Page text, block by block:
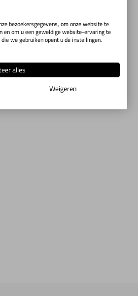
bezoekersgegevens, om onze website te
en om u een geweldige website-ervaring te
we gebruiken opent u de instellingen.
alles
Weigeren